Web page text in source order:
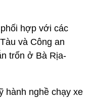
hợp với các
và Công an
trốn ở Bà Rịa-
hành nghề chạy xe